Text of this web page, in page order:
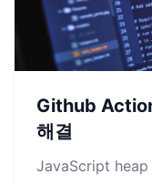
Github
해결
JavaScript